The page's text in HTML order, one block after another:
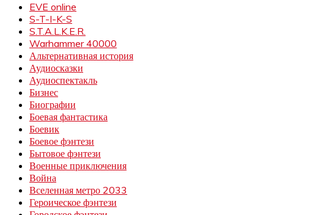
EVE online
S-T-I-K-S
S.T.A.L.K.E.R.
Warhammer 40000
Альтернативная история
Аудиосказки
Аудиоспектакль
Бизнес
Биографии
Боевая фантастика
Боевик
Боевое фэнтези
Бытовое фэнтези
Военные приключения
Война
Вселенная метро 2033
Героическое фэнтези